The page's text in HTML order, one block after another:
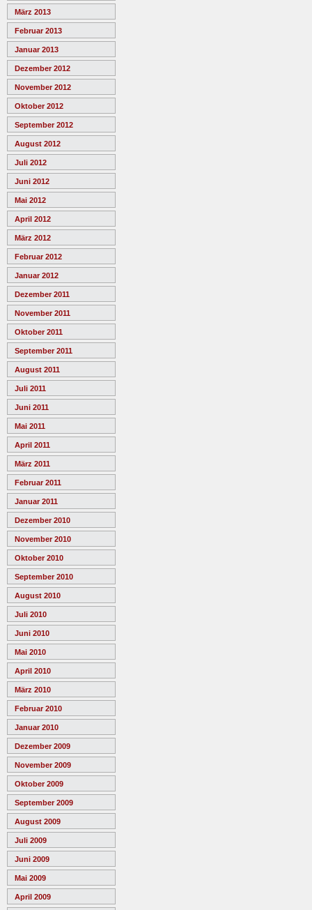
März 2013
Februar 2013
Januar 2013
Dezember 2012
November 2012
Oktober 2012
September 2012
August 2012
Juli 2012
Juni 2012
Mai 2012
April 2012
März 2012
Februar 2012
Januar 2012
Dezember 2011
November 2011
Oktober 2011
September 2011
August 2011
Juli 2011
Juni 2011
Mai 2011
April 2011
März 2011
Februar 2011
Januar 2011
Dezember 2010
November 2010
Oktober 2010
September 2010
August 2010
Juli 2010
Juni 2010
Mai 2010
April 2010
März 2010
Februar 2010
Januar 2010
Dezember 2009
November 2009
Oktober 2009
September 2009
August 2009
Juli 2009
Juni 2009
Mai 2009
April 2009